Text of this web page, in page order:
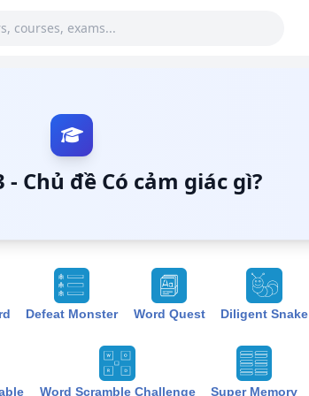
Chủ đề Có cảm giác gì?
Defeat Monster Word Quest Diligent Snake
Word Scramble Challenge Super Memory